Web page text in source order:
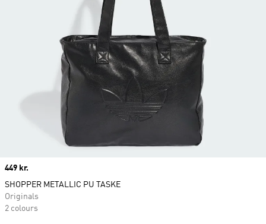
Price
449 kr.
SHOPPER METALLIC PU TASKE
Originals
2 colours